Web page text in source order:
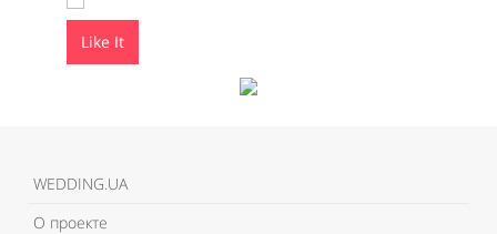
Like It
WEDDING.UA
О проекте